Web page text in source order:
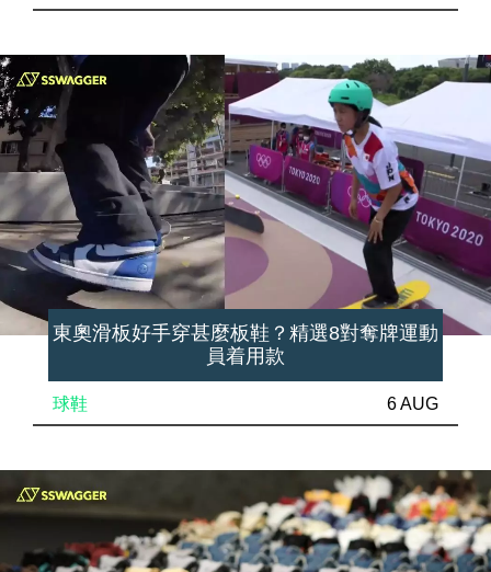
東奧滑板好手穿甚麼板鞋？精選8對奪牌運動
員着用款
球鞋 6 AUG